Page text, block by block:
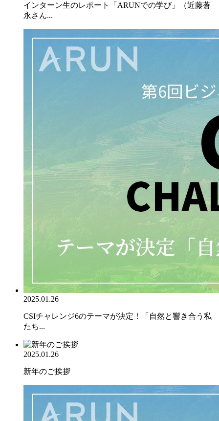
インターン生のレポート「ARUNでの学び」（近藤蒼
永さん...
2025.01.26
CSIチャレンジ6のテーマが決定！「自然と響き合う私
たち...
2025.01.26
新年のご挨拶